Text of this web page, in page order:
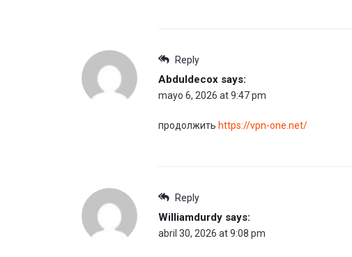
Reply
Abduldecox says:
mayo 6, 2026 at 9:47 pm
продолжить https://vpn-one.net/
Reply
Williamdurdy says:
abril 30, 2026 at 9:08 pm